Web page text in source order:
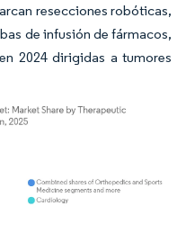
resecciones robóticas,
de infusión de fármacos,
2024 dirigidas a tumores